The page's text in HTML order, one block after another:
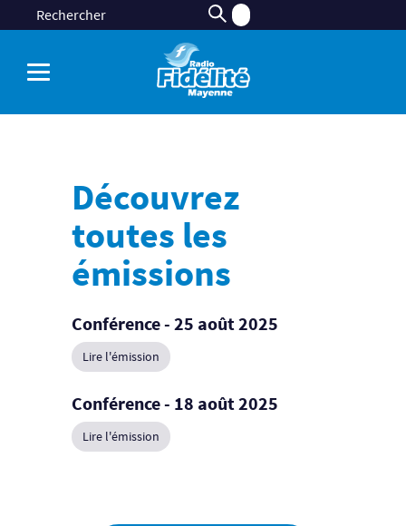
Découvrez
toutes les
émissions
Conférence - 25 août 2025
Lire l'émission
Conférence - 18 août 2025
Lire l'émission